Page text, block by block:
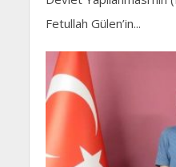
Fetullah Gülen’in...